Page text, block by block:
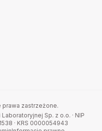
prawa zastrzeżone.
Sp. z o.o. · NIP
· KRS 0000054943